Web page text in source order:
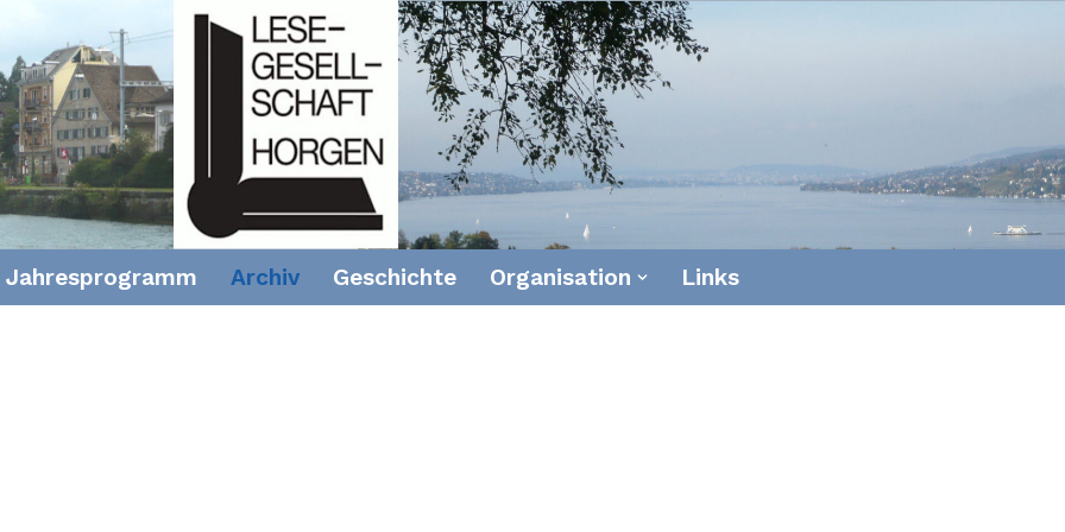
Jahresprogramm Archiv Geschichte Organisation Links